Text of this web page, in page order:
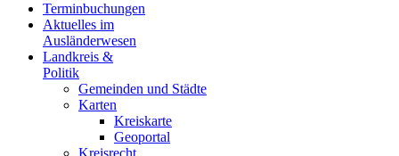
Terminbuchungen
Aktuelles im
Ausländerwesen
Landkreis &
Politik
Gemeinden und Städte
Karten
Kreiskarte
Geoportal
Kreisrecht